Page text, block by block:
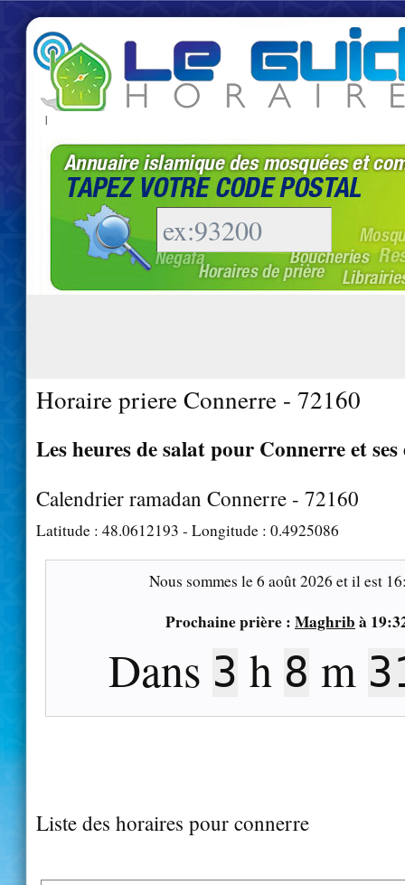
|
Horaire priere Connerre - 72160
Les heures de salat pour Connerre et
Calendrier ramadan Connerre - 72160
Latitude : 48.0612193 - Longitude : 0.4925086
Nous sommes le6 août 2026 et il est
Prochaine prière : Maghrib à
Dans 3 h 8 m
Liste des horaires pour connerre